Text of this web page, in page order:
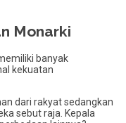
Monarki
banyak
kekuatan
dari rakyat sedangkan
sebut raja. Kepala